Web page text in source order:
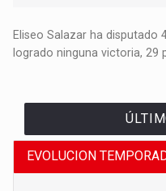
Eliseo Salazar ha disputado
logrado ninguna victoria, 29
EVOLUCION